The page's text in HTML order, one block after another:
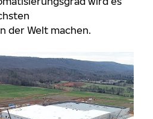
der Welt machen.